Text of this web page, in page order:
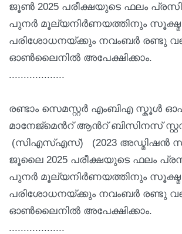
ജൂണ്‍ 2025 പരീക്ഷയുടെ ഫലം
പുനര്‍ മൂല്യനിര്‍ണയത്തിനും സൂക്ഷ്മ
പരിശോധനയ്ക്കും നവംബര്‍ രണ്ടു
ഓണ്‍ലൈനില്‍ അപേക്ഷിക്കാം.
...................
രണ്ടാം സെമസ്റ്റര്‍ എംബിഎ സ്കൂള്‍
മാനേജ്മെന്‍റ് ആന്‍റ് ബിസിനസ്
(സിഎസ്എസ്) (2023 അഡ്മിഷന്‍
ജൂലൈ 2025 പരീക്ഷയുടെ ഫലം
പുനര്‍ മൂല്യനിര്‍ണയത്തിനും സൂക്ഷ്മ
പരിശോധനയ്ക്കും നവംബര്‍ രണ്ടു
ഓണ്‍ലൈനില്‍ അപേക്ഷിക്കാം.
...................